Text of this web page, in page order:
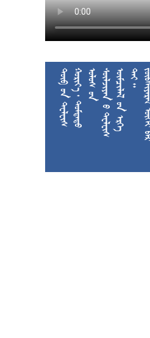

































































 